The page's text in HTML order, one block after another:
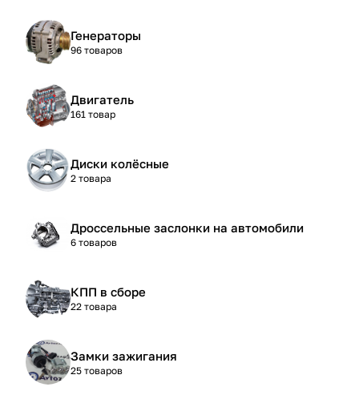
Генераторы
96 товаров
Двигатель
161 товар
Диски колёсные
2 товара
Дроссельные заслонки на автомобили
6 товаров
КПП в сборе
22 товара
Замки зажигания
25 товаров